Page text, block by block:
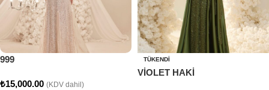
999
₺15,000.00 (KDV dahil)
TÜKENDI
VİOLET HAKİ